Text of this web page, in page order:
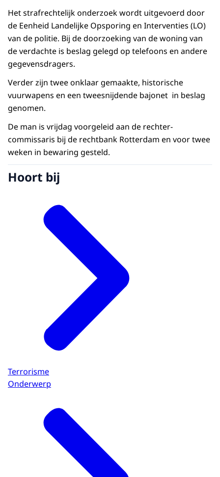
Het strafrechtelijk onderzoek wordt uitgevoerd door
de Eenheid Landelijke Opsporing en Interventies (LO)
van de politie. Bij de doorzoeking van de woning van
de verdachte is beslag gelegd op telefoons en andere
gegevensdragers.
Verder zijn twee onklaar gemaakte, historische
vuurwapens en een tweesnijdende bajonet in beslag
genomen.
De man is vrijdag voorgeleid aan de rechter-
commissaris bij de rechtbank Rotterdam en voor twee
weken in bewaring gesteld.
Hoort bij
Terrorisme
Onderwerp